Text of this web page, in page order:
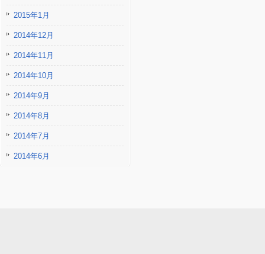
2015年1月
2014年12月
2014年11月
2014年10月
2014年9月
2014年8月
2014年7月
2014年6月